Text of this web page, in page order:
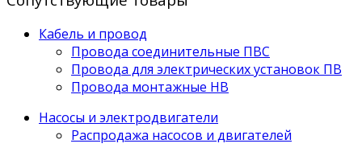
Кабель и провод
Провода соединительные ПВС
Провода для электрических установок ПВ
Провода монтажные НВ
Насосы и электродвигатели
Распродажа насосов и двигателей